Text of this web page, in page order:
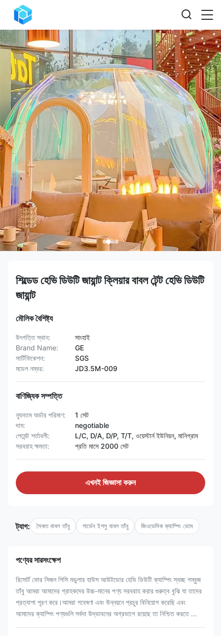
শিল্ডেড হেভি ডিউটি জায়ান্ট ক্লিয়ার বাবল টেন্ট হেভি ডিউটি
জায়ান্ট
মৌলিক বৈশিষ্ট্য
উৎপত্তি স্থান:
সাংহাই
Brand Name:
GE
সার্টিফিকেশন:
SGS
মডেল নম্বর:
JD3.5M-009
বাণিজ্যিক সম্পত্তি
ন্যূনতম অর্ডার পরিমাণ:
1 সেট
দাম:
negotiable
পেমেন্ট শর্তাবলী:
L/C, D/A, D/P, T/T, ওয়েস্টার্ন ইউনিয়ন, মানিগ্রাম
সরবরাহ ক্ষমতা:
প্রতি মাসে 2000 সেট
এখনই জিজ্ঞাসা করুন
ট্যাগ: সৈকত বাবল তাঁবু গার্ডেন ইগলু বাবল তাঁবু জিওডেসিক ক্যাম্পিং ডোম
পণ্যের সারসংক্ষেপ
রিসোর্ট ফোর সিজন পিসি মডুলার হাউস আউটডোর হেভি ডিউটি ​​ক্যাম্পিং স্বচ্ছ গম্বুজ
তাঁবু আমরা আমাদের গ্রাহকদের উচ্চ-মানের পণ্য সরবরাহ করার গুরুত্ব বুঝি যা তাদের
প্রত্যাশা পূরণ করে।আমরা গবেষণা এবং উন্নয়নে প্রচুর বিনিয়োগ করেছি এবং
আমাদের ক্যাম্পিং পণ্যগুলি সর্বদা উদ্ভাবনের অগ্রভাগে রয়েছে তা নিশ্চিত করতে ...